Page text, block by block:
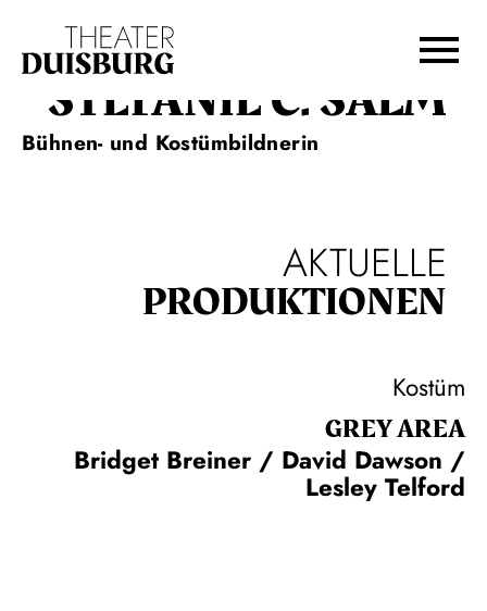
Zur Hauptnavigation springen
Zum Footer springen
STEFANIE C. SALM
Bühnen- und Kostümbildnerin
AKTUELLE
PRODUKTIONEN
Kostüm
GREY AREA
Bridget Breiner / David Dawson /
Lesley Telford